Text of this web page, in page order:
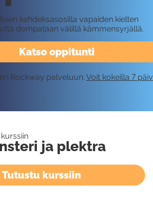
Katso oppitunti
kahdeksasosilla vapaiden kielten
dempataan välillä kämmensyrjällä.
Rockway palveluun. Voit kokeilla 7
ja plektra
Tutustu kurssiin